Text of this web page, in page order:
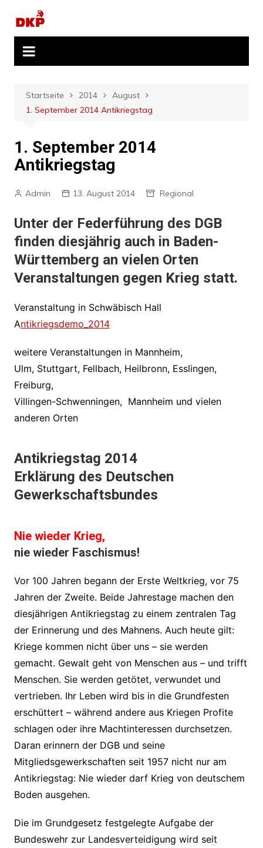
Inhalt
springen
Startseite 2014
August
1. September 2014 Antikriegstag
1. September 2014
Antikriegstag
Admin 13. August 2014 Regional
Unter der Federführung des DGB
finden diesjährig auch in Baden-
Württemberg an vielen Orten
Veranstaltungen gegen Krieg statt.
Veranstaltung in Schwäbisch Hall
Antikriegsdemo_2014
weitere Veranstaltungen in Mannheim,
Ulm, Stuttgart, Fellbach, Heilbronn, Esslingen,
Freiburg,
Villingen-Schwenningen, Mannheim und vielen
anderen Orten
Antikriegstag 2014
Erklärung des Deutschen
Gewerkschaftsbundes
Nie wieder Krieg,
nie wieder Faschismus!
Vor 100 Jahren begann der Erste Weltkrieg, vor 75
Jahren der Zweite. Beide Jahrestage machen den
diesjährigen Antikriegstag zu einem zentralen Tag
der Erinnerung und des Mahnens. Auch heute gilt:
Kriege kommen nicht über uns – sie werden
gemacht. Gewalt geht von Menschen aus – und trifft
Menschen. Sie werden getötet, verwundet und
vertrieben. Ihr Leben wird bis in die Grundfesten
erschüttert – während andere aus Kriegen Profite
schlagen oder ihre Machtinteressen durchsetzen.
Daran erinnern der DGB und seine
Mitgliedsgewerkschaften seit 1957 nicht nur am
Antikriegstag: Nie wieder darf Krieg von deutschem
Boden ausgehen.
Die im Grundgesetz festgelegte Aufgabe der
Bundeswehr zur Landesverteidigung wird seit